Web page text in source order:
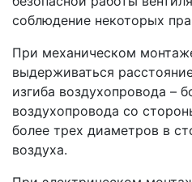
соблюдение некоторых
При механическом
выдерживаться
изгиба воздухопровода –
воздухопровода со
более трех диаметров в
воздуха.